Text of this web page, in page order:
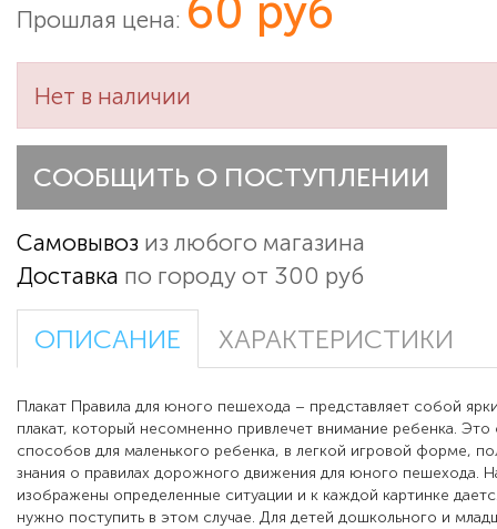
Прошлая цена: 60 руб
Нет в наличии
СООБЩИТЬ О ПОСТУПЛЕНИИ
Самовывоз из любого магазина
Доставка по городу от 300 руб
ОПИСАНИЕ ХАРАКТЕРИСТИКИ
Плакат Правила для юного пешехода – представляет собой
плакат, который несомненно привлечет внимание ребенка. Это
способов для маленького ребенка, в легкой игровой форме,
знания о правилах дорожного движения для юного пешехода.
изображены определенные ситуации и к каждой картинке
нужно поступить в этом случае. Для детей дошкольного и